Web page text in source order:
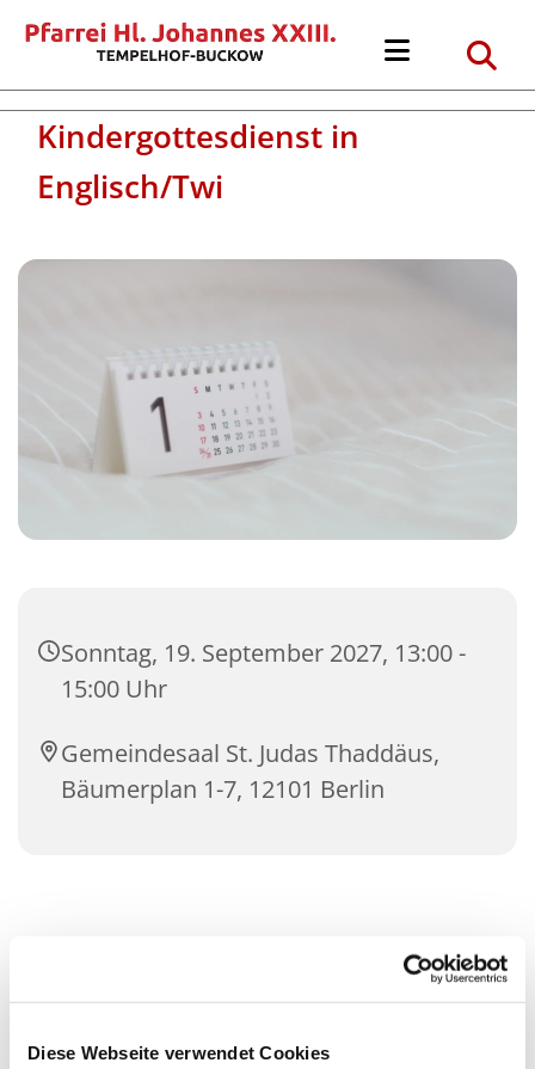
Diese Webseite verwendet Cookies
Kindergottesdienst in
Englisch/Twi
Sonntag, 19. September 2027, 13:00 -
15:00 Uhr
Gemeindesaal St. Judas Thaddäus,
Bäumerplan 1-7, 12101 Berlin